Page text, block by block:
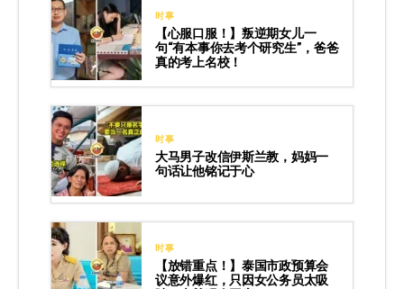
时事
【心服口服！】叛逆期女儿一
句“有本事你去考个研究生”，爸爸
真的考上名校！
时事
大马男子改信伊斯兰教，妈妈一
句话让他铭记于心
时事
【放错重点！】泰国市政预算会
议意外爆红，只因女公务员太吸